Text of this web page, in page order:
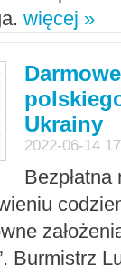
więcej »
Ukrainy
2022-06-14
Burmistrz